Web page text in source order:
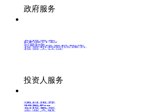
政府服务
创投发布
LP源计划
VClub
VClub投资机构库
投资机构职位推介
投资人认证
投资人服务
项目推荐
36氪Pro
创投氪堂
企业入驻